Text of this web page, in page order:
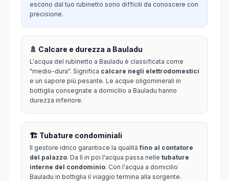
escono dal tuo rubinetto sono difficili da conoscere con
precisione.
🚿 Calcare e durezza a Bauladu
L'acqua del rubinetto a Bauladu è classificata come
"medio-dura". Significa calcare negli elettrodomestici
e un sapore più pesante. Le acque oligominerali in
bottiglia consegnate a domicilio a Bauladu hanno
durezza inferiore.
🏗️ Tubature condominiali
Il gestore idrico garantisce la qualitàfino al contatore
del palazzo. Da lì in poi l'acqua passa nelle tubature
interne del condominio. Con l'acqua a domicilio
Bauladu in bottiglia il viaggio termina alla sorgente.